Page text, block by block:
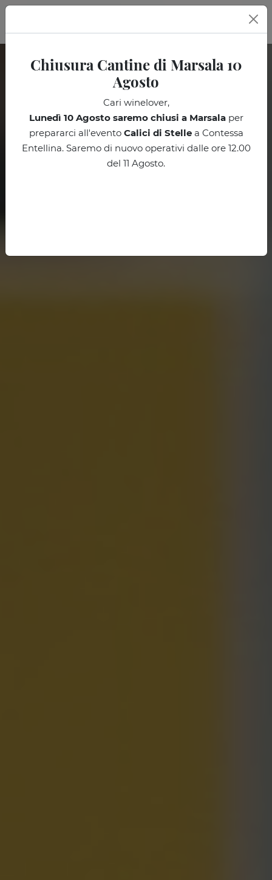
IT
Chiusura Cantine di Marsala 10
Agosto
Cari winelover,
Lunedì 10 Agosto saremo chiusi a Marsalaper
prepararci all'evento Calici di Stelle a Contessa
Entellina. Saremo di nuovo operativi dalle ore 12.00
del 11 Agosto.